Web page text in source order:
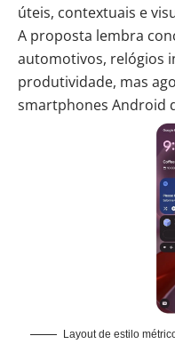
úteis, contextuais e
A proposta lembra
automotivos, relógios
produtividade, mas
smartphones Android
Layout de estilo